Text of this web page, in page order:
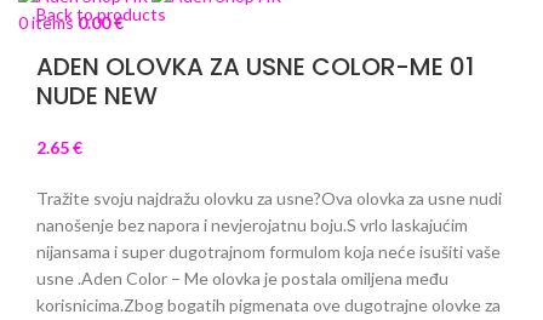
0items 0.00€
Back to products
ADEN OLOVKA ZA USNE COLOR-ME 01
NUDE NEW
2.65€
Tražite svoju najdražu olovku za usne?Ova olovka za usne nudi
nanošenje bez napora i nevjerojatnu boju.S vrlo laskajućim
nijansama i super dugotrajnom formulom koja neće isušiti vaše
usne .Aden Color – Me olovka je postala omiljena među
korisnicima.Zbog bogatih pigmenata ove dugotrajne olovke za